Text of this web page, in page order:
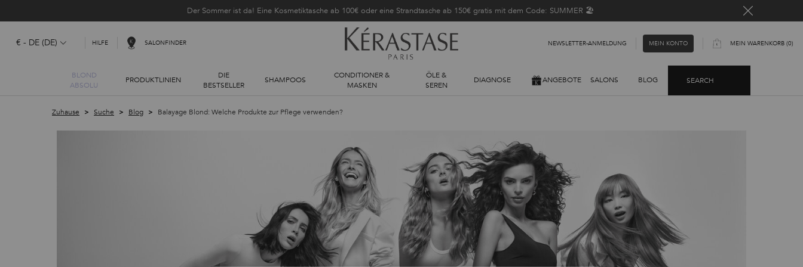
Der Sommer ist da! Eine Kosmetiktasche ab 100€ oder eine Strandtasche ab 150€ gratis mit dem Code: SUMMER 🏖️
€ - DE (DE) HILFE SALONFINDER NEWSLETTER-ANMELDUNG​ MEIN KONTO MEIN WARENKORB 0
0 PRODUKT
BLOND
ABSOLU
PRODUKTLINIEN
DIE
BESTSELLER
SHAMPOOS
CONDITIONER &
MASKEN
ÖLE &
SEREN
DIAGNOSE ANGEBOTE SALONS BLOG SEARCH
Zuhause Suche Blog Balayage Blond: Welche Produkte zur Pflege verwenden?